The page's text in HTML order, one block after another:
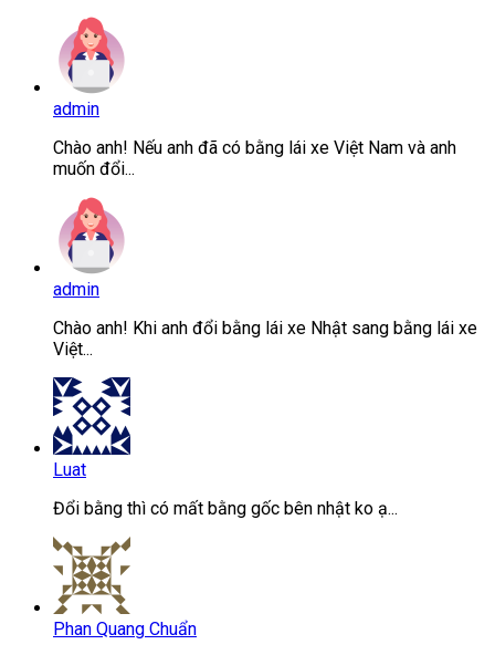
admin
Chào anh! Nếu anh đã có bằng lái xe Việt Nam và anh
muốn đổi...
admin
Chào anh! Khi anh đổi bằng lái xe Nhật sang bằng lái xe
Việt...
Luat
Đổi bằng thì có mất bằng gốc bên nhật ko ạ...
Phan Quang Chuẩn